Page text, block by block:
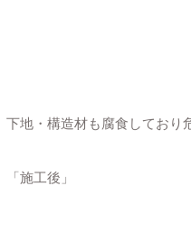
下地・構造材も腐食しており
「施工後」